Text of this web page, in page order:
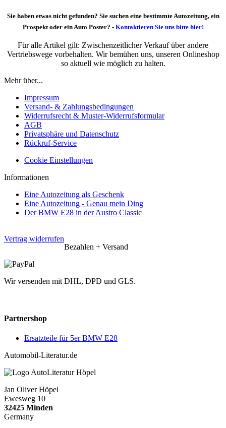
Sie haben etwas nicht gefunden? Sie suchen eine bestimmte Autozeitung, ein
Prospekt oder ein Auto Poster? - Kontaktieren Sie uns bitte hier!
Für alle Artikel gilt: Zwischenzeitlicher Verkauf über andere
Vertriebswege vorbehalten. Wir bemühen uns, unseren Onlineshop
so aktuell wie möglich zu halten.
Mehr über...
Impressum
Versand- & Zahlungsbedingungen
Widerrufsrecht & Muster-Widerrufsformular
AGB
Privatsphäre und Datenschutz
Rückruf-Service
Cookie Einstellungen
Informationen
Eine Autozeitung als Geschenk
Eine Autozeitung - Genau mein Ding
Der BMW E28 in der Austro Classic
Vertrag widerrufen
Bezahlen + Versand
Wir versenden mit DHL, DPD und GLS.
Partnershop
Ersatzteile für 5er BMW E28
Automobil-Literatur.de
Jan Oliver Höpel
Ewesweg 10
32425 Minden
Germany